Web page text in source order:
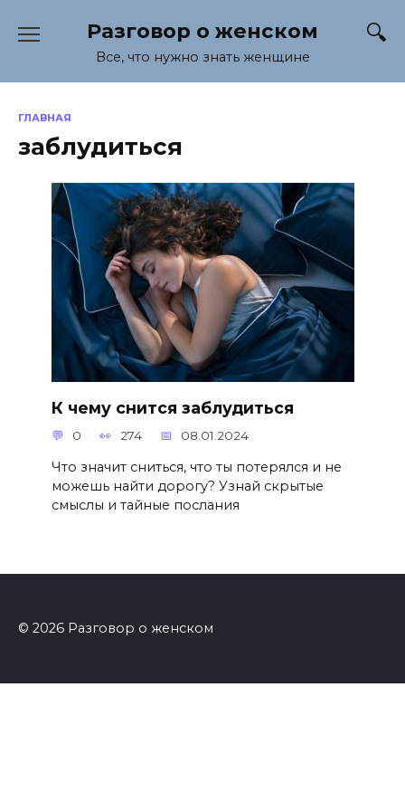
содержанию
Разговор о женском
Все, что нужно знать женщине
ГЛАВНАЯ
заблудиться
К чему снится заблудиться
0 274 08.01.2024
Что значит сниться, что ты потерялся и не
можешь найти дорогу? Узнай скрытые
смыслы и тайные послания
© 2026 Разговор о женском